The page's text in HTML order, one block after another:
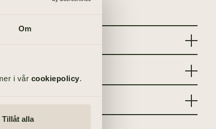
Om
i vår cookiepolicy.
Tillåt alla